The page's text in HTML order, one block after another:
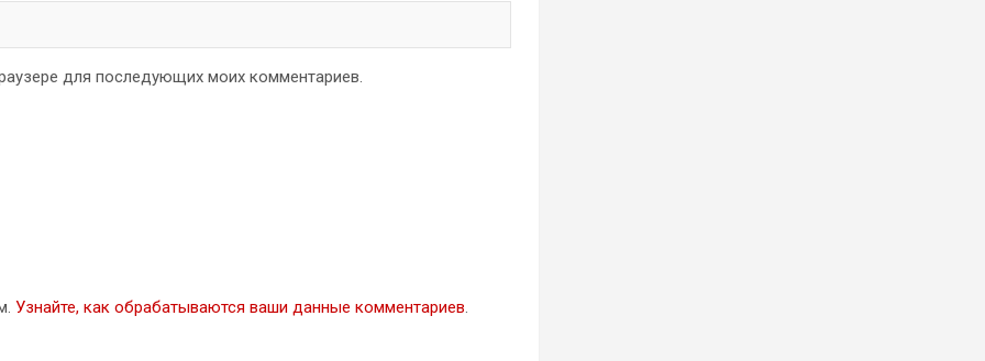
для последующих моих комментариев.
Узнайте, как обрабатываются ваши данные комментариев.